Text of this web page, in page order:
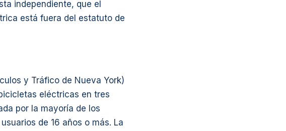
independiente, que el
está fuera del estatuto de
y Tráfico de Nueva York)
eléctricas en tres
por la mayoría de los
de 16 años o más. La